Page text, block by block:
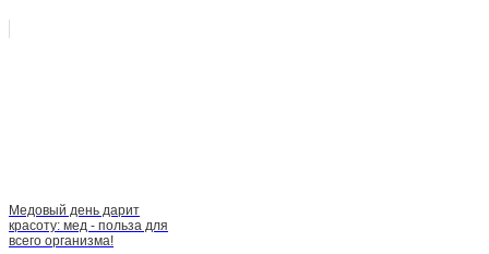
Медовый день дарит
красоту: мед - польза для
всего организма!